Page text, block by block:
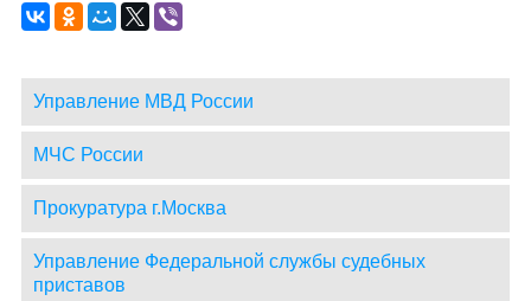
Управление МВД России
МЧС России
Прокуратура г.Москва
Управление Федеральной службы судебных
приставов